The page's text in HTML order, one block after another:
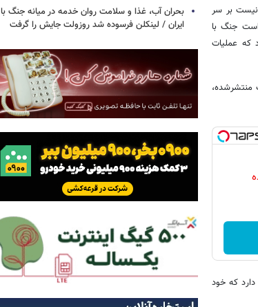
بر سر
است جنگ با
که عملیات
منتشرشده،
دارد که خود
بحران آب، غذا و سلامت روان خدمه در میانه جنگ با
ایران / لینکلن فرسوده شد روزولت جایش را گرفت